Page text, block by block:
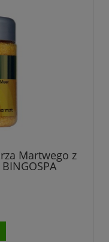
Martwego z